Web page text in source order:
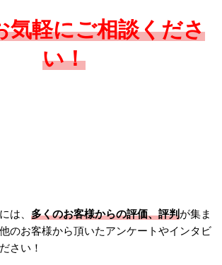
気軽にご相談くださ
い！
は、多くのお客様からの評価、評判が集ま
のお客様から頂いたアンケートやインタビ
さい！